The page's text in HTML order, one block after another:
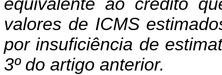
valores de ICMS
por insuficiência de
3º do artigo anterior.